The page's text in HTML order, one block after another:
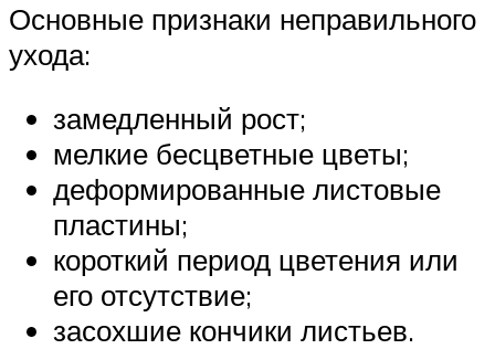
Основные признаки неправильного
ухода:
замедленный рост;
мелкие бесцветные цветы;
деформированные листовые
пластины;
короткий период цветения или
его отсутствие;
засохшие кончики листьев.